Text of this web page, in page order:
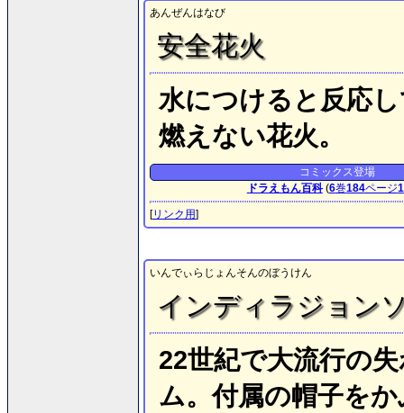
あんぜんはなび
安全花火
水につけると反応
燃えない花火。
コミックス登場
ドラえもん百科(6巻184ページ1
[リンク用]
いんでぃらじょんそんのぼうけん
インディラジョン
22世紀で大流行の
ム。付属の帽子を